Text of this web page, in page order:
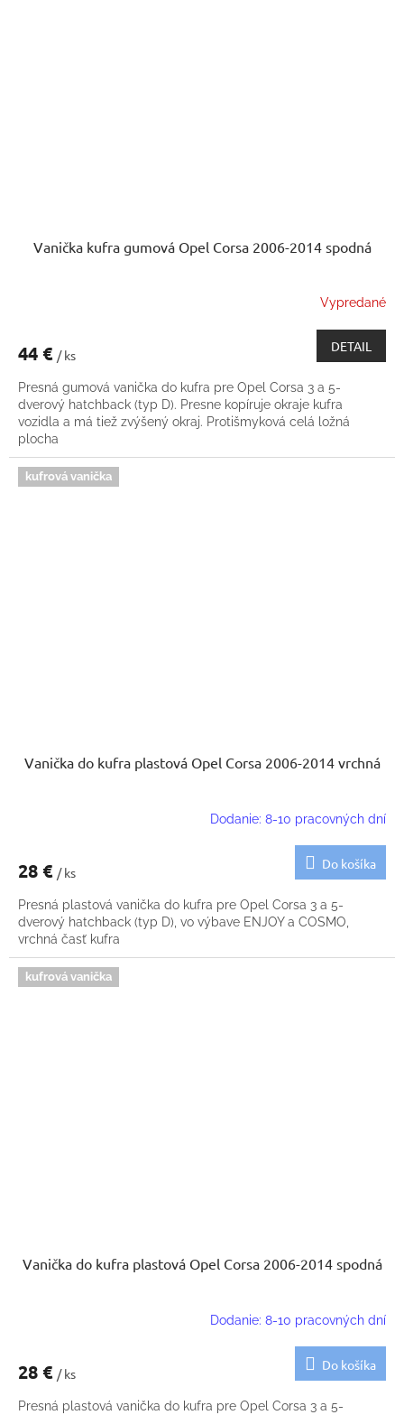
Vanička kufra gumová Opel Corsa 2006-2014 spodná
Vypredané
44 € / ks
DETAIL
Presná gumová vanička do kufra pre Opel Corsa 3 a 5-
dverový hatchback (typ D). Presne kopíruje okraje kufra
vozidla a má tiež zvýšený okraj. Protišmyková celá ložná
plocha
kufrová vanička
Vanička do kufra plastová Opel Corsa 2006-2014 vrchná
Dodanie: 8-10 pracovných dní
28 € / ks
Do košíka
Presná plastová vanička do kufra pre Opel Corsa 3 a 5-
dverový hatchback (typ D), vo výbave ENJOY a COSMO,
vrchná časť kufra
kufrová vanička
Vanička do kufra plastová Opel Corsa 2006-2014 spodná
Dodanie: 8-10 pracovných dní
28 € / ks
Do košíka
Presná plastová vanička do kufra pre Opel Corsa 3 a 5-